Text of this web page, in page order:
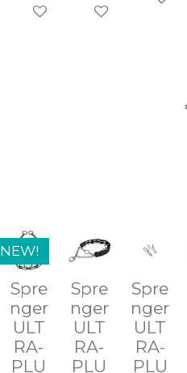
In winkelwagenIn winkelwagen
NEW!
Spre
nger
ULT
RA-
PLU
Spre
nger
ULT
RA-
PLU
Spre
nger
ULT
RA-
PLU